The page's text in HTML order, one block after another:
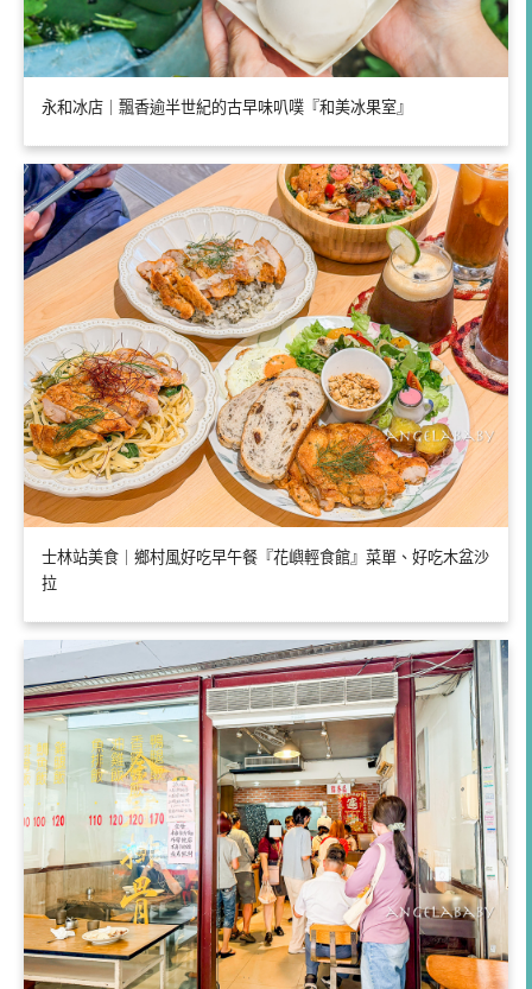
永和冰店｜飄香逾半世紀的古早味叭噗『和美冰果室』
士林站美食｜鄉村風好吃早午餐『花嶼輕食館』菜單、好吃木盆沙
拉